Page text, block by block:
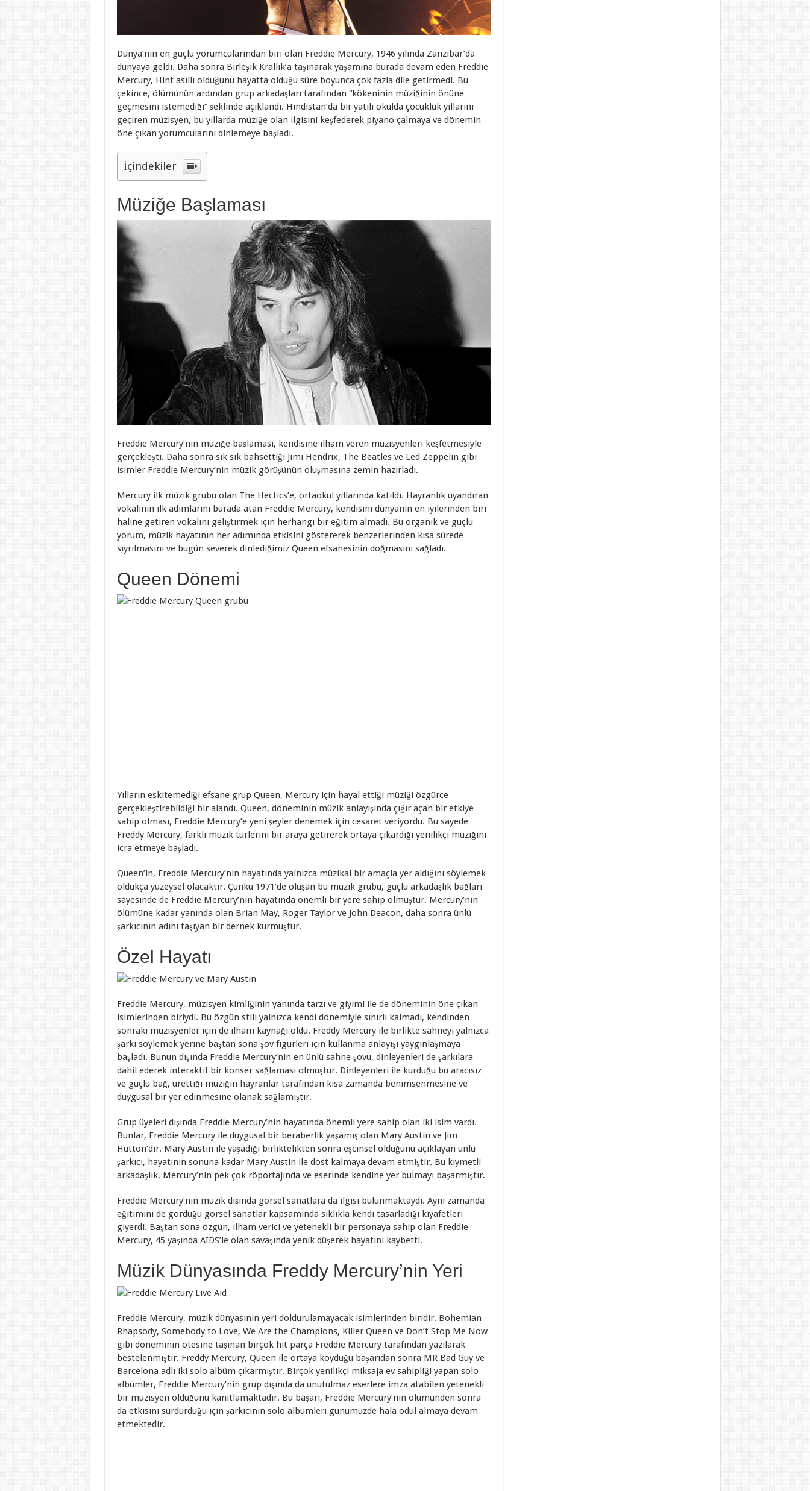
Dünya’nın en güçlü yorumcularından biri olan Freddie Mercury, 1946 yılında Zanzibar’da
dünyaya geldi. Daha sonra Birleşik Krallık’a taşınarak yaşamına burada devam eden Freddie
Mercury, Hint asıllı olduğunu hayatta olduğu süre boyunca çok fazla dile getirmedi. Bu
çekince, ölümünün ardından grup arkadaşları tarafından “kökeninin müziğinin önüne
geçmesini istemediği” şeklinde açıklandı. Hindistan’da bir yatılı okulda çocukluk yıllarını
geçiren müzisyen, bu yıllarda müziğe olan ilgisini keşfederek piyano çalmaya ve dönemin
öne çıkan yorumcularını dinlemeye başladı.
İçindekiler
Müziğe Başlaması
Freddie Mercury’nin müziğe başlaması, kendisine ilham veren müzisyenleri keşfetmesiyle
gerçekleşti. Daha sonra sık sık bahsettiği Jimi Hendrix, The Beatles ve Led Zeppelin gibi
isimler Freddie Mercury’nin müzik görüşünün oluşmasına zemin hazırladı.
Mercury ilk müzik grubu olan The Hectics’e, ortaokul yıllarında katıldı. Hayranlık uyandıran
vokalinin ilk adımlarını burada atan Freddie Mercury, kendisini dünyanın en iyilerinden biri
haline getiren vokalini geliştirmek için herhangi bir eğitim almadı. Bu organik ve güçlü
yorum, müzik hayatının her adımında etkisini göstererek benzerlerinden kısa sürede
sıyrılmasını ve bugün severek dinlediğimiz Queen efsanesinin doğmasını sağladı.
Queen Dönemi
Yılların eskitemediği efsane grup Queen, Mercury için hayal ettiği müziği özgürce
gerçekleştirebildiği bir alandı. Queen, döneminin müzik anlayışında çığır açan bir etkiye
sahip olması, Freddie Mercury’e yeni şeyler denemek için cesaret veriyordu. Bu sayede
Freddy Mercury, farklı müzik türlerini bir araya getirerek ortaya çıkardığı yenilikçi müziğini
icra etmeye başladı.
Queen’in, Freddie Mercury’nin hayatında yalnızca müzikal bir amaçla yer aldığını söylemek
oldukça yüzeysel olacaktır. Çünkü 1971’de oluşan bu müzik grubu, güçlü arkadaşlık bağları
sayesinde de Freddie Mercury’nin hayatında önemli bir yere sahip olmuştur. Mercury’nin
ölümüne kadar yanında olan Brian May, Roger Taylor ve John Deacon, daha sonra ünlü
şarkıcının adını taşıyan bir dernek kurmuştur.
Özel Hayatı
Freddie Mercury, müzisyen kimliğinin yanında tarzı ve giyimi ile de döneminin öne çıkan
isimlerinden biriydi. Bu özgün stili yalnızca kendi dönemiyle sınırlı kalmadı, kendinden
sonraki müzisyenler için de ilham kaynağı oldu. Freddy Mercury ile birlikte sahneyi yalnızca
şarkı söylemek yerine baştan sona şov figürleri için kullanma anlayışı yaygınlaşmaya
başladı. Bunun dışında Freddie Mercury’nin en ünlü sahne şovu, dinleyenleri de şarkılara
dahil ederek interaktif bir konser sağlaması olmuştur. Dinleyenleri ile kurduğu bu aracısız
ve güçlü bağ, ürettiği müziğin hayranlar tarafından kısa zamanda benimsenmesine ve
duygusal bir yer edinmesine olanak sağlamıştır.
Grup üyeleri dışında Freddie Mercury’nin hayatında önemli yere sahip olan iki isim vardı.
Bunlar, Freddie Mercury ile duygusal bir beraberlik yaşamış olan Mary Austin ve Jim
Hutton’dır. Mary Austin ile yaşadığı birliktelikten sonra eşcinsel olduğunu açıklayan ünlü
şarkıcı, hayatının sonuna kadar Mary Austin ile dost kalmaya devam etmiştir. Bu kıymetli
arkadaşlık, Mercury’nin pek çok röportajında ve eserinde kendine yer bulmayı başarmıştır.
Freddie Mercury’nin müzik dışında görsel sanatlara da ilgisi bulunmaktaydı. Aynı zamanda
eğitimini de gördüğü görsel sanatlar kapsamında sıklıkla kendi tasarladığı kıyafetleri
giyerdi. Baştan sona özgün, ilham verici ve yetenekli bir personaya sahip olan Freddie
Mercury, 45 yaşında AIDS’le olan savaşında yenik düşerek hayatını kaybetti.
Müzik Dünyasında Freddy Mercury’nin Yeri
Freddie Mercury, müzik dünyasının yeri doldurulamayacak isimlerinden biridir. Bohemian
Rhapsody, Somebody to Love, We Are the Champions, Killer Queen ve Don’t Stop Me Now
gibi döneminin ötesine taşınan birçok hit parça Freddie Mercury tarafından yazılarak
bestelenmiştir. Freddy Mercury, Queen ile ortaya koyduğu başarıdan sonra MR Bad Guy ve
Barcelona adlı iki solo albüm çıkarmıştır. Birçok yenilikçi miksaja ev sahipliği yapan solo
albümler, Freddie Mercury’nin grup dışında da unutulmaz eserlere imza atabilen yetenekli
bir müzisyen olduğunu kanıtlamaktadır. Bu başarı, Freddie Mercury’nin ölümünden sonra
da etkisini sürdürdüğü için şarkıcının solo albümleri günümüzde hala ödül almaya devam
etmektedir.